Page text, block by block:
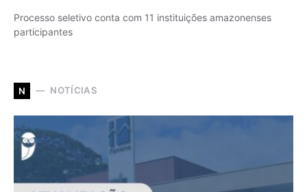
Processo seletivo conta com 11 instituições amazonenses
participantes
N NOTÍCIAS